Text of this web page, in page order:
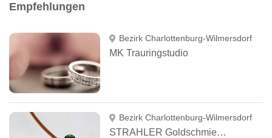
Empfehlungen
Bezirk Charlottenburg-Wilmersdorf
MK Trauringstudio
Bezirk Charlottenburg-Wilmersdorf
STRAHLER Goldschmiedemeister